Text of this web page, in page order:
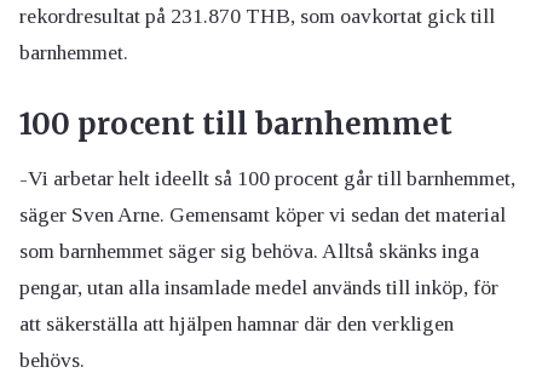
rekordresultat på 231.870 THB, som oavkortat gick till
barnhemmet.
100 procent till barnhemmet
-Vi arbetar helt ideellt så 100 procent går till barnhemmet,
säger Sven Arne. Gemensamt köper vi sedan det material
som barnhemmet säger sig behöva. Alltså skänks inga
pengar, utan alla insamlade medel används till inköp, för
att säkerställa att hjälpen hamnar där den verkligen
behövs.